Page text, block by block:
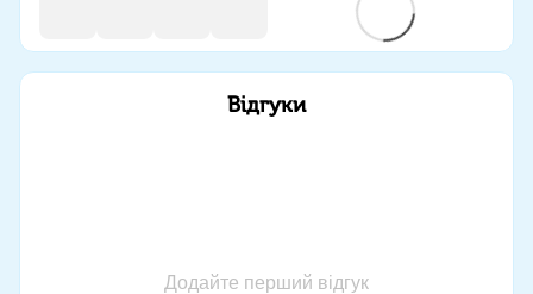
Відгуки
Додайте перший відгук